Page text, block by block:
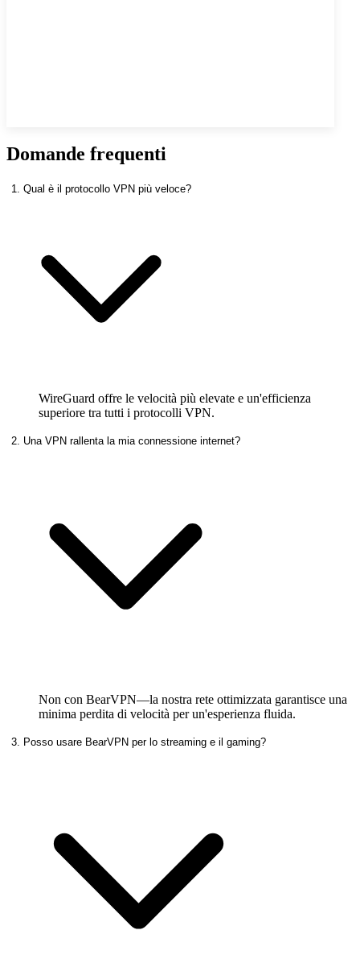
Domande frequenti
1. Qual è il protocollo VPN più veloce?
WireGuard offre le velocità più elevate e un'efficienza
superiore tra tutti i protocolli VPN.
2. Una VPN rallenta la mia connessione internet?
Non con BearVPN—la nostra rete ottimizzata garantisce una
minima perdita di velocità per un'esperienza fluida.
3. Posso usare BearVPN per lo streaming e il gaming?